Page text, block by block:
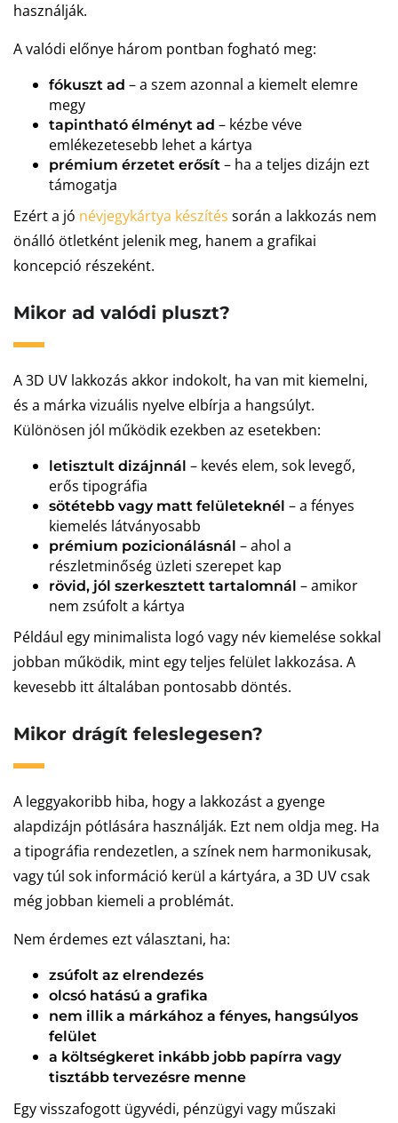
használják.
A valódi előnye három pontban fogható meg:
fókuszt ad – a szem azonnal a kiemelt elemre
megy
tapintható élményt ad – kézbe véve
emlékezetesebb lehet a kártya
prémium érzetet erősít – ha a teljes dizájn ezt
támogatja
Ezért a jó névjegykártya készítés során a lakkozás nem
önálló ötletként jelenik meg, hanem a grafikai
koncepció részeként.
Mikor ad valódi pluszt?
A 3D UV lakkozás akkor indokolt, ha van mit kiemelni,
és a márka vizuális nyelve elbírja a hangsúlyt.
Különösen jól működik ezekben az esetekben:
letisztult dizájnnál – kevés elem, sok levegő,
erős tipográfia
sötétebb vagy matt felületeknél – a fényes
kiemelés látványosabb
prémium pozicionálásnál – ahol a
részletminőség üzleti szerepet kap
rövid, jól szerkesztett tartalomnál – amikor
nem zsúfolt a kártya
Például egy minimalista logó vagy név kiemelése sokkal
jobban működik, mint egy teljes felület lakkozása. A
kevesebb itt általában pontosabb döntés.
Mikor drágít feleslegesen?
A leggyakoribb hiba, hogy a lakkozást a gyenge
alapdizájn pótlására használják. Ezt nem oldja meg. Ha
a tipográfia rendezetlen, a színek nem harmonikusak,
vagy túl sok információ kerül a kártyára, a 3D UV csak
még jobban kiemeli a problémát.
Nem érdemes ezt választani, ha:
zsúfolt az elrendezés
olcsó hatású a grafika
nem illik a márkához a fényes, hangsúlyos
felület
a költségkeret inkább jobb papírra vagy
tisztább tervezésre menne
Egy visszafogott ügyvédi, pénzügyi vagy műszaki